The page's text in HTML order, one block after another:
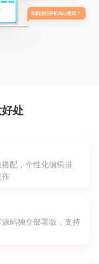
处
配，个性化编辑排
作
码独立部署版，支持